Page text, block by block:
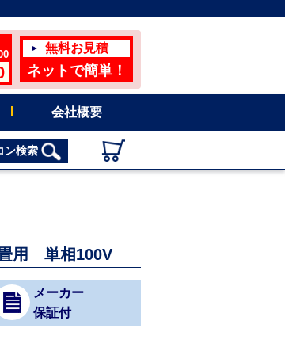
無料お見積
ネットで簡単！
会社概要
ン検索
用 単相100V
メーカー
保証付